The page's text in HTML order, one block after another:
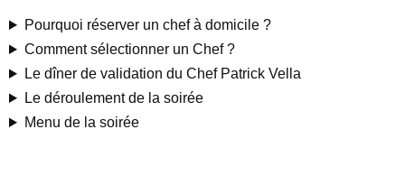
Pourquoi réserver un chef à domicile ?
Comment sélectionner un Chef ?
Le dîner de validation du Chef Patrick Vella
Le déroulement de la soirée
Menu de la soirée